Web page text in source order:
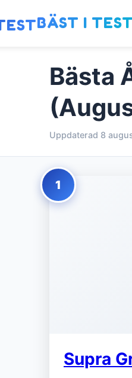
BÄST I TEST
Bästa
Uppdaterad 8
1
Supra